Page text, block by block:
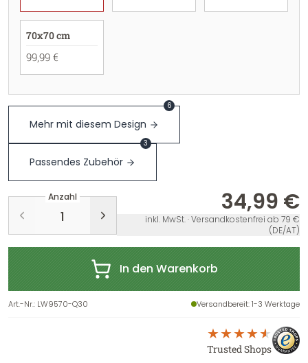
70x70 cm
99,99 €
Mehr mit diesem Design
6
Passendes Zubehör
3
Anzahl 34,99 €
inkl. MwSt. · Versandkostenfrei ab 79 €
(DE/AT)
In den Warenkorb
Art.-Nr.: LW9570-Q30 Versandbereit: 1-3 Werktage
Trusted Shops